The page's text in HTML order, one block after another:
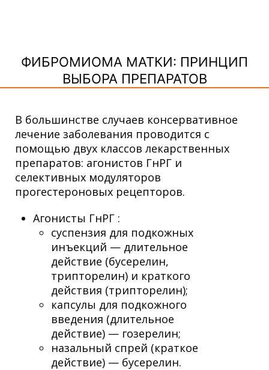
ФИБРОМИОМА МАТКИ: ПРИНЦИП
ВЫБОРА ПРЕПАРАТОВ
В большинстве случаев консервативное
лечение заболевания проводится с
помощью двух классов лекарственных
препаратов: агонистов ГнРГ и
селективных модуляторов
прогестероновых рецепторов.
Агонисты ГнРГ :
суспензия для подкожных
инъекций — длительное
действие (бусерелин,
трипторелин) и краткого
действия (трипторелин);
капсулы для подкожного
введения (длительное
действие) — гозерелин;
назальный спрей (краткое
действие) — бусерелин.